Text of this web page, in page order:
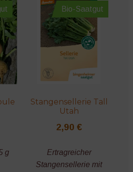
g
Bio-Saatgut
Stangensellerie Tall
Utah
2,90 €
Ertragreicher
Stangensellerie mit